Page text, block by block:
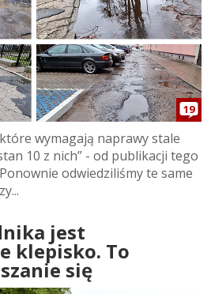
19
wymagają naprawy stale
10 z nich” - od publikacji tego
odwiedziliśmy te same
jest
klepisko. To
się